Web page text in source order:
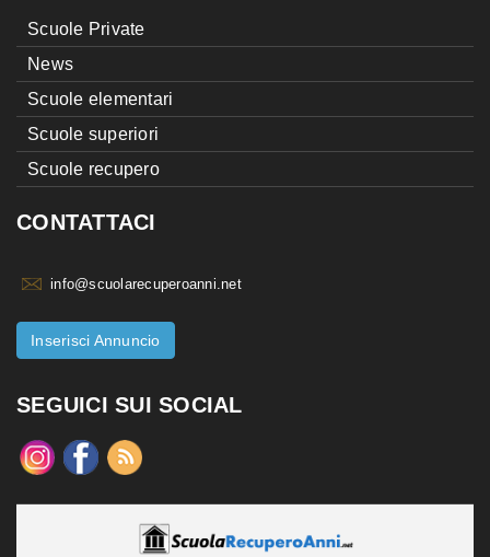
Scuole Private
News
Scuole elementari
Scuole superiori
Scuole recupero
CONTATTACI
info@scuolarecuperoanni.net
Inserisci Annuncio
SEGUICI SUI SOCIAL